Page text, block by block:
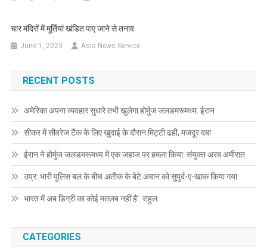
चार मंदिरों में मूर्तियां खंडित पाए जाने से तनाव
June 1, 2023 Asia News Service
RECENT POSTS
अमेरिका अपना व्यवहार सुधारे तभी खुलेगा होर्मुज जलडमरूमध्य: ईरान
सीकर में सीवरेज टैंक के लिए खुदाई के दौरान मिट्टी ढही, मजदूर दबा
ईरान ने होर्मुज जलडमरूमध्य में एक जहाज पर हमला किया: संयुक्त अरब अमीरात
उप्र: भारी पुलिस बल के बीच अतीक के बेटे अबान को सुपुर्द-ए-खाक किया गया
भारत में अब डिग्री का कोई मतलब नहीं है’: राहुल
CATEGORIES